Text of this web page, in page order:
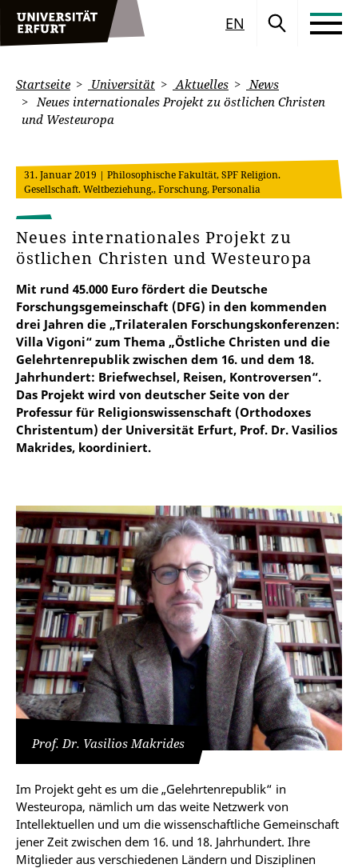
EN
Startseite Universität Aktuelles
News
Neues internationales Projekt zu östlichen Christen
und Westeuropa
31. Januar 2019 | Philosophische Fakultät, SPF Religion.
Gesellschaft. Weltbeziehung., Forschung, Personalia
Neues internationales Projekt zu
östlichen Christen und Westeuropa
Mit rund 45.000 Euro fördert die Deutsche
Forschungsgemeinschaft (DFG) in den kommenden
drei Jahren die „Trilateralen Forschungskonferenzen:
Villa Vigoni“ zum Thema „Östliche Christen und die
Gelehrtenrepublik zwischen dem 16. und dem 18.
Jahrhundert: Briefwechsel, Reisen, Kontroversen“.
Das Projekt wird von deutscher Seite von der
Professur für Religionswissenschaft (Orthodoxes
Christentum) der Universität Erfurt, Prof. Dr. Vasilios
Makrides, koordiniert.
Prof. Dr. Vasilios Makrides
Im Projekt geht es um die „Gelehrtenrepublik“ in
Westeuropa, nämlich um das weite Netzwerk von
Intellektuellen und um die wissenschaftliche Gemeinschaft
jener Zeit zwischen dem 16. und 18. Jahrhundert. Ihre
Mitglieder aus verschiedenen Ländern und Disziplinen